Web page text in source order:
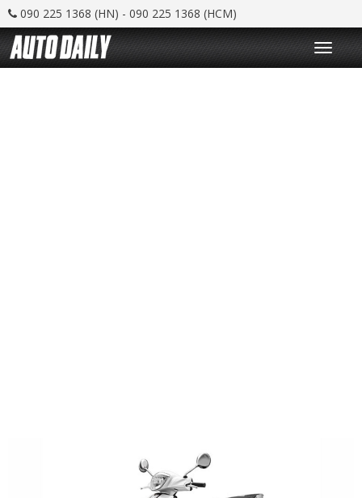
090 225 1368 (HN) - 090 225 1368 (HCM)
T
o
g